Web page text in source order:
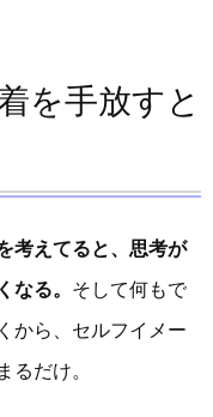
を手放すと
考えてると、思考が
なる。 そして何もで
から、セルフイメー
るだけ。